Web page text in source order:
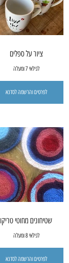
ציור על ספלים
לגילאי 7 ומעלה
לפרטים והרשמה לסדנא
שטיחונים מחוטי טריקו
לגילאי 8 ומעלה
לפרטים והרשמה לסדנא